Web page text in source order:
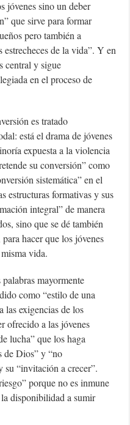
jóvenes sino un deber
que sirve para formar
pero también a
estrecheces de la vida”. Y en
central y sigue
en el proceso de
es tratado
está el drama de jóvenes
expuesta a la violencia
su conversión” como
sistemática” en el
estructuras formativas y sus
integral” de manera
sino que se dé también
hacer que los jóvenes
vida.
palabras mayormente
como “estilo de una
las exigencias de los
ofrecido a las jóvenes
lucha” que los haga
de Dios” y “no
su “invitación a crecer”.
porque no es inmune
disponibilidad a sumir